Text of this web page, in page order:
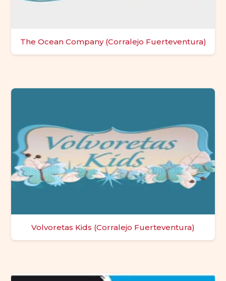
The Ocean Company (Corralejo Fuerteventura)
Volvoretas Kids (Corralejo Fuerteventura)